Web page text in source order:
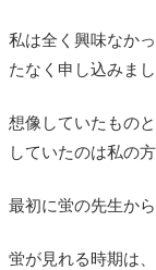
私は全く興味なか
たなく申し込みまし
想像していたもの
していたのは私の
最初に蛍の先生か
蛍が見れる時期は